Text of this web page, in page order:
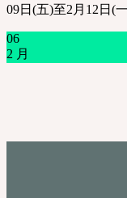
09日(五)至2月12日(
06
2 月